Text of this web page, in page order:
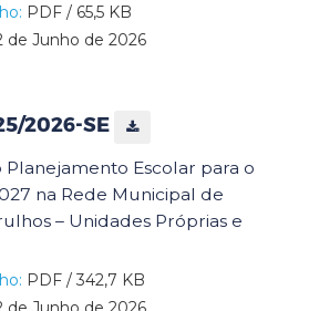
PDF / 65,5 KB
de Junho de 2026
2026-SE
Planejamento Escolar para o
na Rede Municipal de
– Unidades Próprias e
PDF / 342,7 KB